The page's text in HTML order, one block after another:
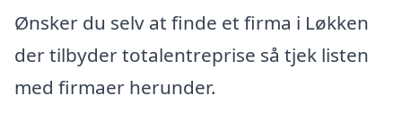
Ønsker du selv at finde et firma i Løkken
der tilbyder totalentreprise så tjek listen
med firmaer herunder.